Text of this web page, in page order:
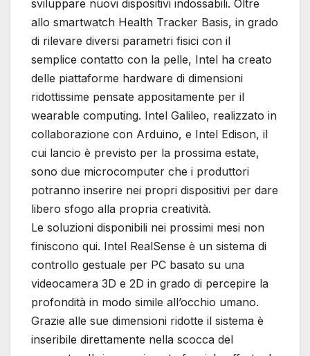
sviluppare nuovi dispositivi indossabili. Oltre
allo smartwatch Health Tracker Basis, in grado
di rilevare diversi parametri fisici con il
semplice contatto con la pelle, Intel ha creato
delle piattaforme hardware di dimensioni
ridottissime pensate appositamente per il
wearable computing. Intel Galileo, realizzato in
collaborazione con Arduino, e Intel Edison, il
cui lancio è previsto per la prossima estate,
sono due microcomputer che i produttori
potranno inserire nei propri dispositivi per dare
libero sfogo alla propria creatività.
Le soluzioni disponibili nei prossimi mesi non
finiscono qui. Intel RealSense è un sistema di
controllo gestuale per PC basato su una
videocamera 3D e 2D in grado di percepire la
profondità in modo simile all’occhio umano.
Grazie alle sue dimensioni ridotte il sistema è
inseribile direttamente nella scocca del